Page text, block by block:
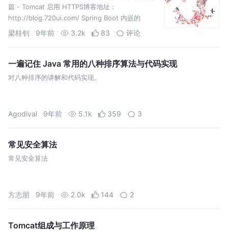
篇 - Tomcat 启用 HTTPS博客地址：
http://blog.720ui.com/ Spring Boot 内嵌的
Tomcat 服务器可以启用 HTTPS 支持。 生成证书
梁桂钊 9年前 3.2k 83 评论
一遍记住 Java 常用的八种排序算法与代码实现
对八种排序的讲解和代码实现。
Agodival 9年前 5.1k 359 3
常见安全算法
常见安全算法
方志朋 9年前 2.0k 144 2
Tomcat组成与工作原理